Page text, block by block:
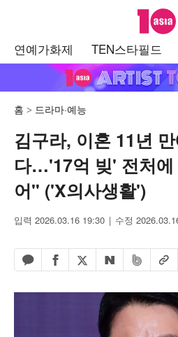
텐아시아
연예가화제 TEN스타필드
홈 드라마·예능
김구라, 이혼 11년
다…'17억 빚' 전처에
어" ('X의사생활')
입력 2026.03.16 19:30 수정
카카오톡 공유하기
페이스북 공유하기
엑스 공유하기
네이버 공유하기
밴드 공